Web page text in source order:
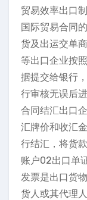
贸易效率出口
国际贸易合同
货及出运交单
等出口企业按
据提交给银行
行审核无误后
合同结汇出口
汇牌价和收汇
行结汇，将货
账户02出口单
发票是出口货
货人或其代理